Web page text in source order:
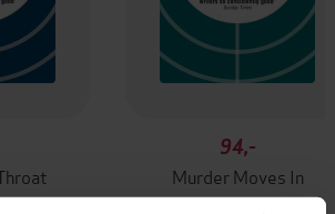
94,-
Murder Moves In
Elizabeth Ferrars